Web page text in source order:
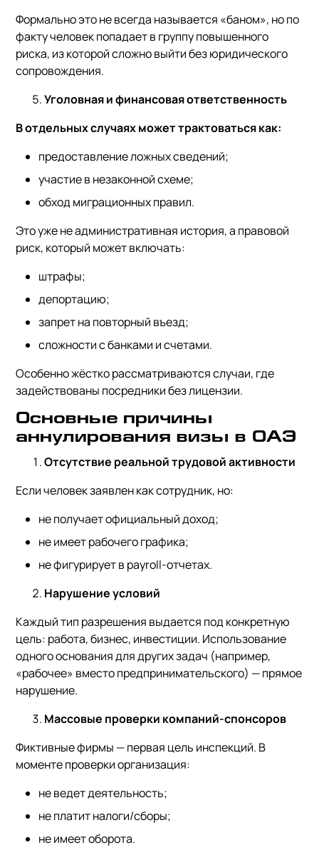
Формально это не всегда называется «баном», но по
факту человек попадает в группу повышенного
риска, из которой сложно выйти без юридического
сопровождения.
Уголовная и финансовая ответственность
В отдельных случаях может трактоваться как:
предоставление ложных сведений;
участие в незаконной схеме;
обход миграционных правил.
Это уже не административная история, а правовой
риск, который может включать:
штрафы;
депортацию;
запрет на повторный въезд;
сложности с банками и счетами.
Особенно жёстко рассматриваются случаи, где
задействованы посредники без лицензии.
Основные причины
аннулирования визы в ОАЭ
Отсутствие реальной трудовой активности
Если человек заявлен как сотрудник, но:
не получает официальный доход;
не имеет рабочего графика;
не фигурирует в payroll-отчетах.
Нарушение условий
Каждый тип разрешения выдается под конкретную
цель: работа, бизнес, инвестиции. Использование
одного основания для других задач (например,
«рабочее» вместо предпринимательского) — прямое
нарушение.
Массовые проверки компаний-спонсоров
Фиктивные фирмы — первая цель инспекций. В
моменте проверки организация:
не ведет деятельность;
не платит налоги/сборы;
не имеет оборота.